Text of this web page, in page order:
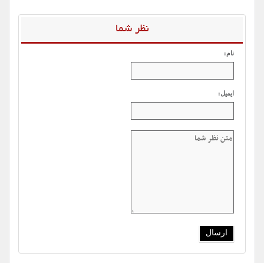
نظر شما
نام:
ایمیل: